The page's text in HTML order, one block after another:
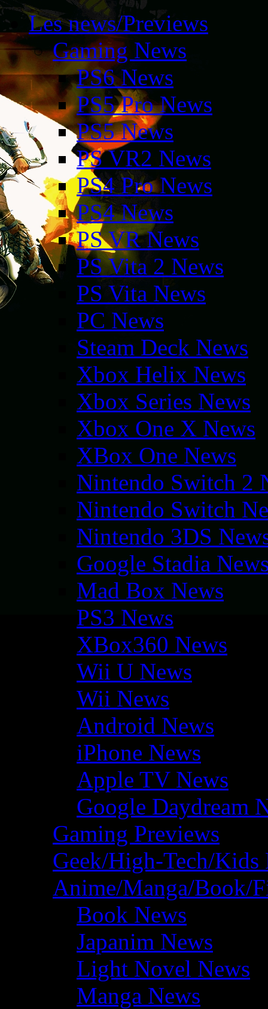
Les news/Previews
Gaming News
PS6 News
PS5 Pro News
PS5 News
PS VR2 News
PS4 Pro News
PS4 News
PS VR News
PS Vita 2 News
PS Vita News
PC News
Steam Deck News
Xbox Helix News
Xbox Series News
Xbox One X News
XBox One News
Nintendo Switch 2
Nintendo Switch
Nintendo 3DS
Google Stadia
Mad Box News
PS3 News
XBox360 News
Wii U News
Wii News
Android News
iPhone News
Apple TV News
Google Daydream
Gaming Previews
Geek/High-Tech/Kids
Anime/Manga/Book/
Book News
Japanim News
Light Novel News
Manga News